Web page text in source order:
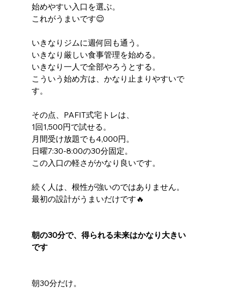
始めやすい入口を選ぶ。
これがうまいです😌
いきなりジムに週何回も通う。
いきなり厳しい食事管理を始める。
いきなり一人で全部やろうとする。
こういう始め方は、かなり止まりやすいで
す。
その点、PAFIT式宅トレは、
1回1,500円で試せる。
月間受け放題でも4,000円。
日曜7:30-8:00の30分固定。
この入口の軽さがかなり良いです。
続く人は、根性が強いのではありません。
最初の設計がうまいだけです🔥
朝の30分で、得られる未来はかなり大きい
です
朝30分だけ。